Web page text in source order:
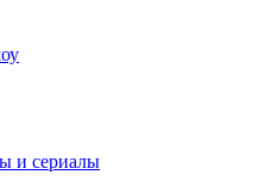
и сериалы